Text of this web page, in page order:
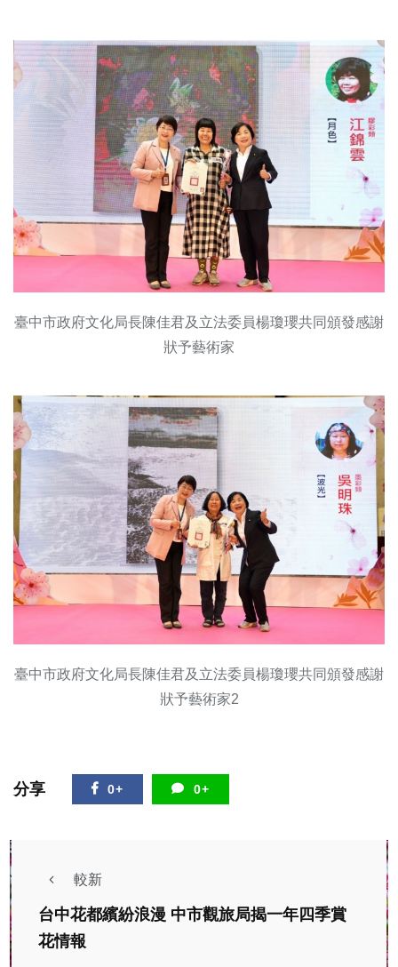
臺中市政府文化局長陳佳君及立法委員楊瓊瓔共同頒發感謝
狀予藝術家
臺中市政府文化局長陳佳君及立法委員楊瓊瓔共同頒發感謝
狀予藝術家2
分享 0+ 0+
較新
台中花都繽紛浪漫 中市觀旅局揭一年四季賞
花情報